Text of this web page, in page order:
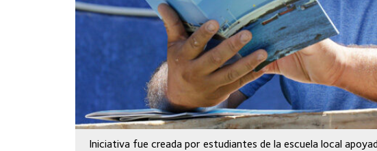
Iniciativa fue creada por estudiantes de la escuela local